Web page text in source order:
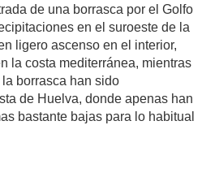
de una borrasca por el Golfo
en el suroeste de la
ligero ascenso en el interior,
la costa mediterránea, mientras
borrasca han sido
de Huelva, donde apenas han
bastante bajas para lo habitual